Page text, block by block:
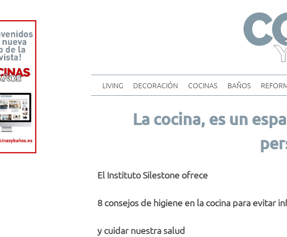
LIVING DECORACIÓN COCINAS BAÑOS
La cocina, es un
El Instituto Silestone ofrece
8 consejos de higiene en la cocina para evitar
y cuidar nuestra salud